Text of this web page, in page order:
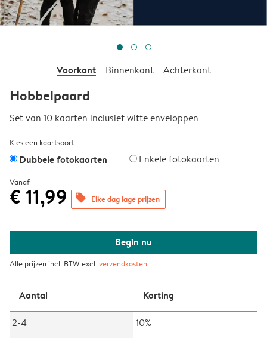
Voorkant Binnenkant Achterkant
Hobbelpaard
Set van 10 kaarten inclusief witte enveloppen
Kies een kaartsoort:
Dubbele fotokaarten Enkele fotokaarten
Vanaf
€ 11,99 offers Elke dag lage prijzen
Begin nu
Alle prijzen incl. BTW excl.verzendkosten
Aantal Korting
2-4
10%